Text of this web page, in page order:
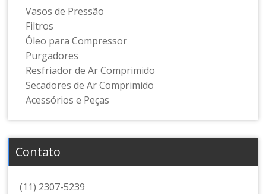
Vasos de Pressão
Filtros
Óleo para Compressor
Purgadores
Resfriador de Ar Comprimido
Secadores de Ar Comprimido
Acessórios e Peças
Contato
(11) 2307-5239